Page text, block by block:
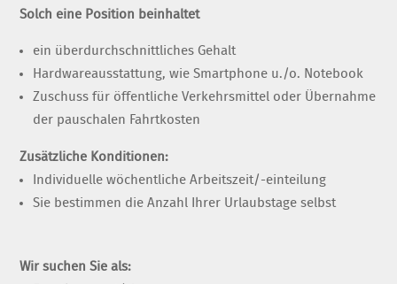
Solch eine Position beinhaltet
ein überdurchschnittliches Gehalt
Hardwareausstattung, wie Smartphone u./o. Notebook
Zuschuss für öffentliche Verkehrsmittel oder Übernahme
der pauschalen Fahrtkosten
Zusätzliche Konditionen:
Individuelle wöchentliche Arbeitszeit/-einteilung
Sie bestimmen die Anzahl Ihrer Urlaubstage selbst
Wir suchen Sie als: